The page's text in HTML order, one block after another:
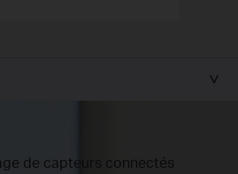
de capteurs connectés